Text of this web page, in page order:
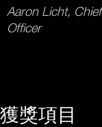
Aaron Licht,
Officer
獲獎項目